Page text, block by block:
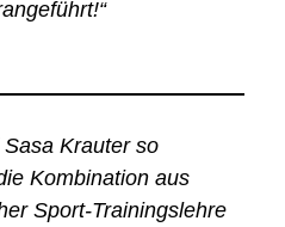
Sasa Krauter so
Kombination aus
Sport-Trainingslehre